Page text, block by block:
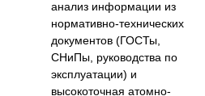
анализ информации из
нормативно-технических
документов (ГОСТы,
СНиПы, руководства по
эксплуатации) и
высокоточная атомно-